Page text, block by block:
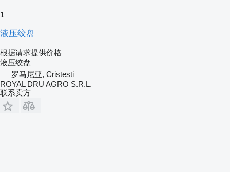
1
液压绞盘
根据请求提供价格
液压绞盘
罗马尼亚, Cristesti
ROYAL DRU AGRO S.R.L.
联系卖方